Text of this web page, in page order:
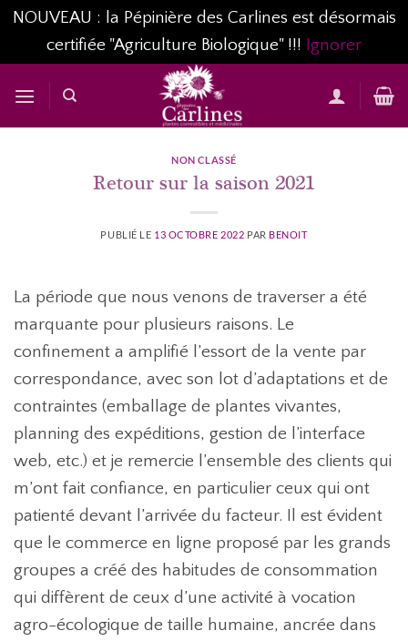
NOUVEAU : la Pépinière des Carlines est désormais
certifiée "Agriculture Biologique" !!! Ignorer
NON CLASSÉ
Retour sur la saison 2021
PUBLIÉ LE 13 OCTOBRE 2022 PAR BENOIT
La période que nous venons de traverser a été
marquante pour plusieurs raisons. Le
confinement a amplifié l’essort de la vente par
correspondance, avec son lot d’adaptations et de
contraintes (emballage de plantes vivantes,
planning des expéditions, gestion de l’interface
web, etc.) et je remercie l’ensemble des clients qui
m’ont fait confiance, en particulier ceux qui ont
patienté devant l’arrivée du facteur. Il est évident
que le commerce en ligne proposé par les grands
groupes a créé des habitudes de consommation
qui diffèrent de ceux d’une activité à vocation
agro-écologique de taille humaine, ancrée dans